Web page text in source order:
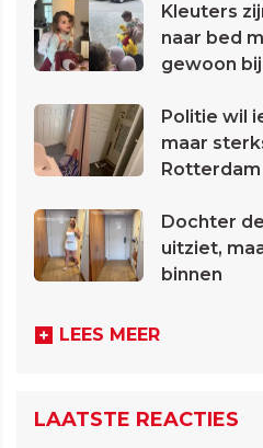
Kleuters
naar bed
gewoon
Politie wil
maar
Dochter
uitziet,
binnen
LEES MEER
LAATSTE REACTIES